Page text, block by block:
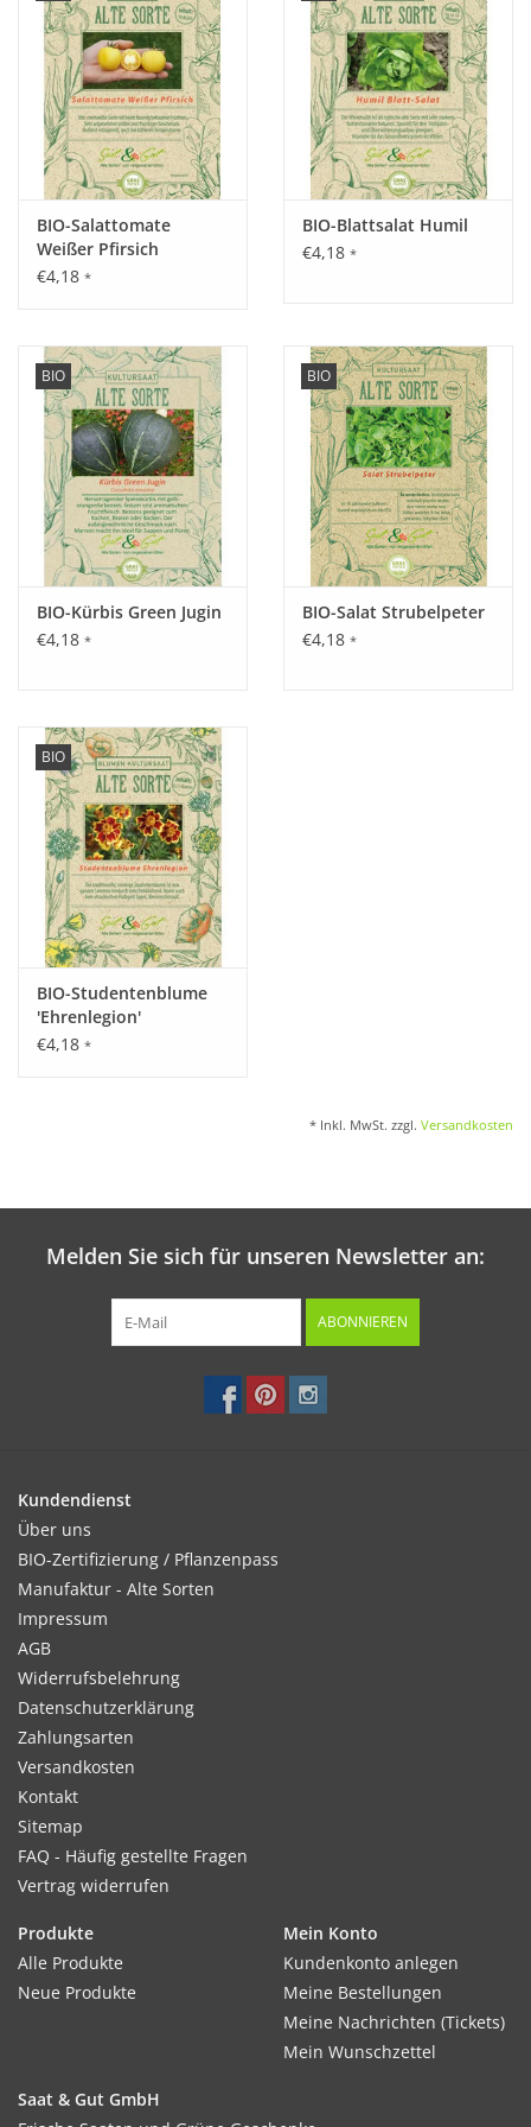
nicht notwendig, mulchen empfohlen.
Die Stabtomate wächst bis 1,2 m hoch und hat
kartoffelblättriges Laub.
Saattiefe: 0,5-1 cm.
Standort:
Wärmebedürftig, freilandtauglich, Schutz gegen Regen von
Ernte / Blüte:
Ab Juli.
Verwendung:
Im Salat kommt der süß-aromatische Geschmack
hervorragend zur Geltung. Extrem frühreifend ist die Sorte
ca. 4 cm großen Früchte kann man die ganze Saison über
Tipp:
Durch Stab oder Gerüst der Pflanze etwas Stützung geben.
Inhalt:
20 Korn
BIO-Salattomate
Weißer Pfirsich
€4,18 *
BIO-Blattsalat Humil
€4,18 *
BIO
BIO-Kürbis Green Jugin
€4,18 *
BIO
BIO-Salat Strubelpeter
€4,18 *
BIO
BIO-Studentenblume
'Ehrenlegion'
€4,18 *
* Inkl. MwSt. zzgl. Versandkosten
Melden Sie sich für unseren Newsletter an:
ABONNIEREN
Kundendienst
Über uns
BIO-Zertifizierung / Pflanzenpass
Manufaktur - Alte Sorten
Impressum
AGB
Widerrufsbelehrung
Datenschutzerklärung
Zahlungsarten
Versandkosten
Kontakt
Sitemap
FAQ - Häufig gestellte Fragen
Vertrag widerrufen
Produkte
Alle Produkte
Neue Produkte
Mein Konto
Kundenkonto anlegen
Meine Bestellungen
Meine Nachrichten (Tickets)
Mein Wunschzettel
Saat & Gut GmbH